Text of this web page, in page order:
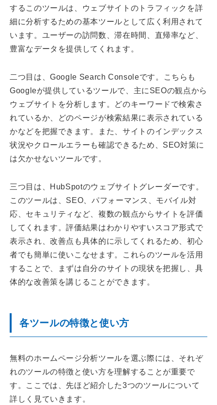
するこのツールは、ウェブサイトのトラフィックを詳
細に分析するための基本ツールとして広く利用されて
います。ユーザーの訪問数、滞在時間、直帰率など、
豊富なデータを提供してくれます。
二つ目は、Google Search Consoleです。こちらも
Googleが提供しているツールで、主にSEOの観点から
ウェブサイトを分析します。どのキーワードで検索さ
れているか、どのページが検索結果に表示されている
かなどを把握できます。また、サイトのインデックス
状況やクロールエラーも確認できるため、SEO対策に
は欠かせないツールです。
三つ目は、HubSpotのウェブサイトグレーダーです。
このツールは、SEO、パフォーマンス、モバイル対
応、セキュリティなど、複数の観点からサイトを評価
してくれます。評価結果はわかりやすいスコア形式で
表示され、改善点も具体的に示してくれるため、初心
者でも簡単に使いこなせます。これらのツールを活用
することで、まずは自分のサイトの現状を把握し、具
体的な改善策を講じることができます。
各ツールの特徴と使い方
無料のホームページ分析ツールを選ぶ際には、それぞ
れのツールの特徴と使い方を理解することが重要で
す。ここでは、先ほど紹介した3つのツールについて
詳しく見ていきます。